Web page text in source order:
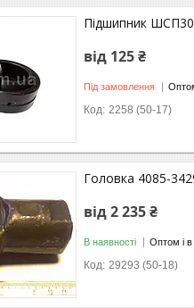
Підшипник ШСП30
від 125 ₴
Під замовлення
2258 (50-17)
Головка 4085-
від 2 235 ₴
В наявності Оптом і в
29293 (50-18)